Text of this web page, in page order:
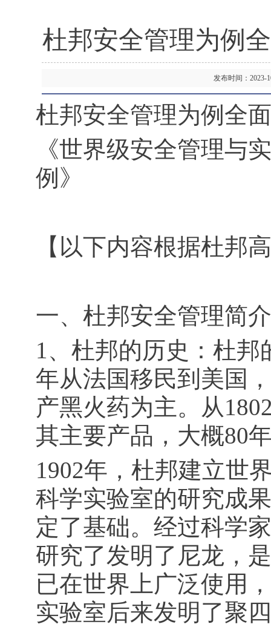
杜邦安全管理为例
发布时间：
杜邦安全管理为例全
《世界级安全管理与
例》
【以下内容根据杜邦
一、杜邦安全管理简介
1、杜邦的历史：杜邦
年从法国移民到美国
产黑火药为主。从
其主要产品，大概80
1902年，杜邦建立世
科学实验室的研究成
定了基础。经过科学
研究了发明了尼龙，
已在世界上广泛使用
实验室后来发明了聚